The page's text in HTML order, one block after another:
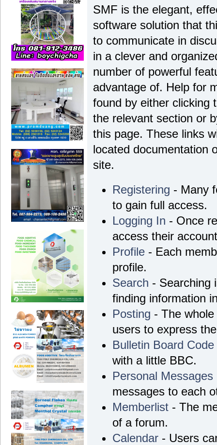
SMF is the elegant,
software solution that
to communicate in
in a clever and
number of powerful
advantage of. Help for
found by either clicking
the relevant section or
this page. These links
located documentation
site.
Registering - Many
to gain full access.
Logging In - Once
access their
Profile - Each
profile.
Search - Searching
finding information
Posting - The
users to express
Bulletin Board
with a little BBC.
Personal Messages
messages to each
Memberlist - The
of a forum.
Calendar - Users